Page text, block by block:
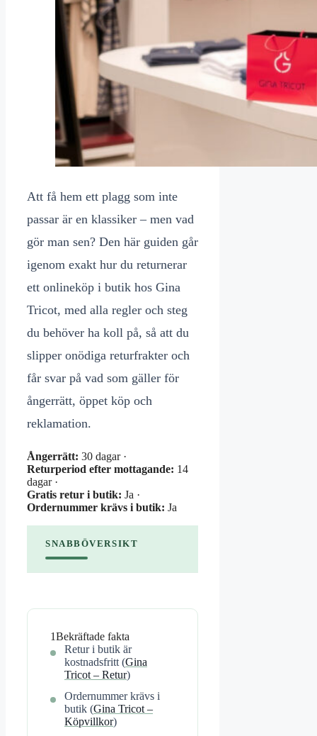
Att få hem ett plagg som inte
passar är en klassiker – men vad
gör man sen? Den här guiden går
igenom exakt hur du returnerar
ett onlineköp i butik hos Gina
Tricot, med alla regler och steg
du behöver ha koll på, så att du
slipper onödiga returfrakter och
får svar på vad som gäller för
ångerrätt, öppet köp och
reklamation.
Ångerrätt: 30 dagar ·
Returperiod efter mottagande: 14
dagar ·
Gratis retur i butik: Ja ·
Ordernummer krävs i butik: Ja
SNABBÖVERSIKT
1Bekräftade fakta
Retur i butik är
kostnadsfritt (Gina
Tricot – Retur)
Ordernummer krävs i
butik (Gina Tricot –
Köpvillkor)